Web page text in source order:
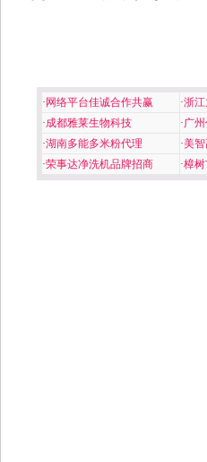
· 网络平台佳诚合作共赢 ·浙
·成都雅莱生物科技 ·广
·湖南多能多米粉代理 ·美
·荣事达净洗机品牌招商 ·樟